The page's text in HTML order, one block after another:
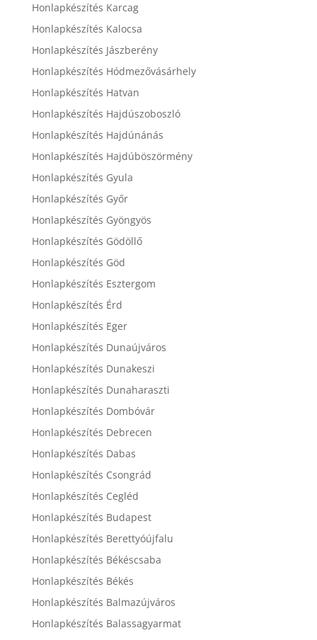
Honlapkészítés Karcag
Honlapkészítés Kalocsa
Honlapkészítés Jászberény
Honlapkészítés Hódmezővásárhely
Honlapkészítés Hatvan
Honlapkészítés Hajdúszoboszló
Honlapkészítés Hajdúnánás
Honlapkészítés Hajdúböszörmény
Honlapkészítés Gyula
Honlapkészítés Győr
Honlapkészítés Gyöngyös
Honlapkészítés Gödöllő
Honlapkészítés Göd
Honlapkészítés Esztergom
Honlapkészítés Érd
Honlapkészítés Eger
Honlapkészítés Dunaújváros
Honlapkészítés Dunakeszi
Honlapkészítés Dunaharaszti
Honlapkészítés Dombóvár
Honlapkészítés Debrecen
Honlapkészítés Dabas
Honlapkészítés Csongrád
Honlapkészítés Cegléd
Honlapkészítés Budapest
Honlapkészítés Berettyóújfalu
Honlapkészítés Békéscsaba
Honlapkészítés Békés
Honlapkészítés Balmazújváros
Honlapkészítés Balassagyarmat